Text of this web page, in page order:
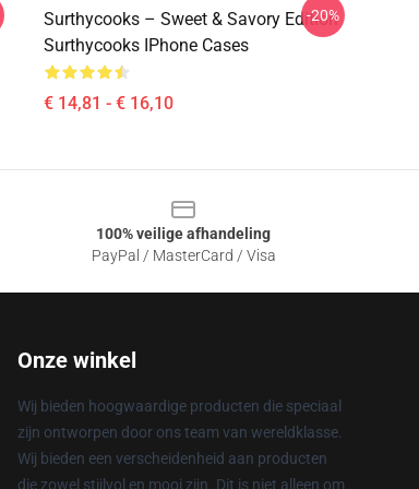
Surthycooks – Sweet & Savory Edition
Surthycooks IPhone Cases
€ 14,81 - € 16,10
-20%
100% veilige afhandeling
PayPal / MasterCard / Visa
Onze winkel
Wij bieden hoogwaardige producten die speciaal
zijn ontworpen door ons team van wereldklasse.
Wij bieden een verscheidenheid aan producten
die zowel stijlvol en mooi zijn. Dit is niet alleen om